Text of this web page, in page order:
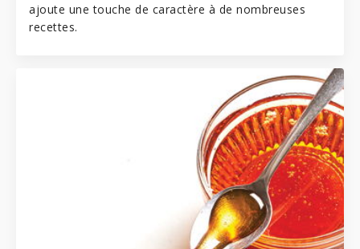
ajoute une touche de caractère à de nombreuses
recettes.